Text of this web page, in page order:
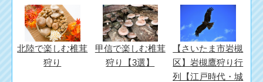
北陸で楽しむ椎茸
狩り
甲信で楽しむ椎茸
狩り【3選】
【さいたま市岩槻
区】岩槻鷹狩り行
列【江戸時代・城